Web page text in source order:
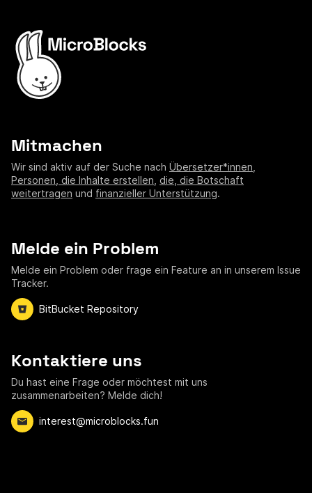
Mitmachen
Wir sind aktiv auf der Suche nach Übersetzer*innen
Personen, die Inhalte erstellen die, die Botschaft
weitertragen und finanzieller Unterstützung.
Melde ein Problem
Melde ein Problem oder frage ein Feature an in unserem Issue
Tracker.
BitBucket Repository
Kontaktiere uns
Du hast eine Frage oder möchtest mit uns
zusammenarbeiten? Melde dich!
interest@microblocks.fun